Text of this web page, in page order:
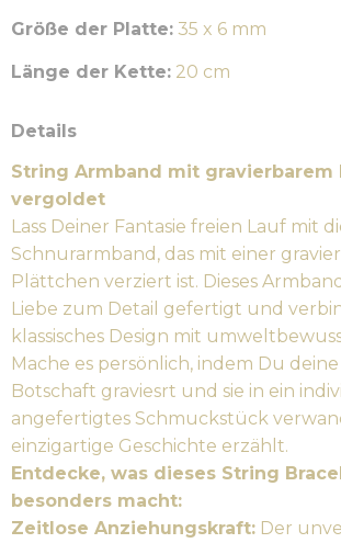
Größe der Platte: 35 x 6 mm
Länge der Kette: 20 cm
Details
String Armband mit gravierbarem
vergoldet
Lass Deiner Fantasie freien Lauf mit
Schnurarmband, das mit einer
Plättchen verziert ist. Dieses
Liebe zum Detail gefertigt und
klassisches Design mit
Mache es persönlich, indem Du
Botschaft graviesrt und sie in ein
angefertigtes Schmuckstück
einzigartige Geschichte erzählt.
Entdecke, was dieses String
besonders macht:
Zeitlose Anziehungskraft: Der